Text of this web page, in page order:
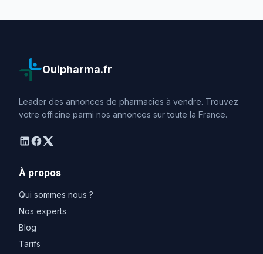
Ouipharma.fr
Leader des annonces de pharmacies à vendre. Trouvez
votre officine parmi nos annonces sur toute la France.
linkedin
facebook
twitter
À propos
Qui sommes nous ?
Nos experts
Blog
Tarifs